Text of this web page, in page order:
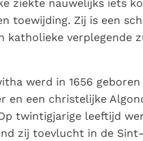
ziekte nauwelijks iets
toewijding. Zij is een
katholieke verplegende
werd in 1656
en een christelijke
twintigjarige leeftijd
zij toevlucht in de